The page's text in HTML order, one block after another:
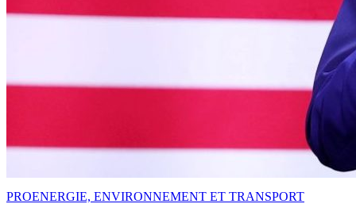
PROENERGIE, ENVIRONNEMENT ET TRANSPORT